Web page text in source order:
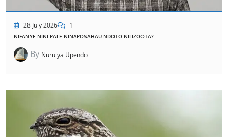
28 July 2026 1
NIFANYE NINI PALE NINAPOSAHAU NDOTO NILIZOOTA?
By Nuru ya Upendo